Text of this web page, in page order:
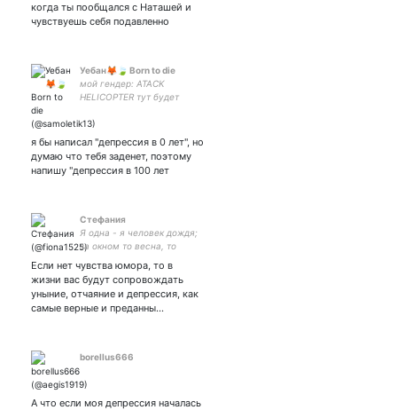
когда ты пообщался с Наташей и
чувствуешь себя подавленно
Уебан🦊🍃 Born to die
мой гендер: ATACK
HELICOPTER тут будет
интерессная хуйня
я бы написал "депрессия в 0 лет", но
думаю что тебя заденет, поэтому
напишу "депрессия в 100 лет
Стефания
Я одна - я человек дождя;
за окном то весна, то
сбежать, все плохое и
ненужное сбросив...
Если нет чувства юмора, то в
жизни вас будут сопровождать
уныние, отчаяние и депрессия, как
самые верные и преданны…
borellus666
А что если моя депрессия началась